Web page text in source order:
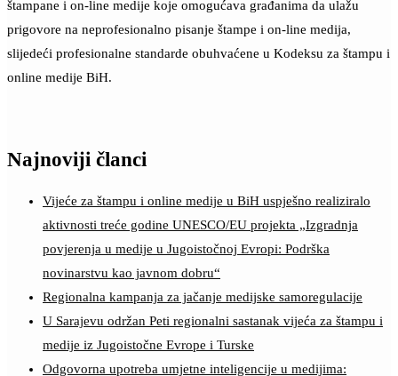
štampane i on-line medije koje omogućava građanima da ulažu
prigovore na neprofesionalno pisanje štampe i on-line medija,
slijedeći profesionalne standarde obuhvaćene u Kodeksu za štampu i
online medije BiH.
Najnoviji članci
Vijeće za štampu i online medije u BiH uspješno realiziralo
aktivnosti treće godine UNESCO/EU projekta „Izgradnja
povjerenja u medije u Jugoistočnoj Evropi: Podrška
novinarstvu kao javnom dobru“
Regionalna kampanja za jačanje medijske samoregulacije
U Sarajevu održan Peti regionalni sastanak vijeća za štampu i
medije iz Jugoistočne Evrope i Turske
Odgovorna upotreba umjetne inteligencije u medijima: